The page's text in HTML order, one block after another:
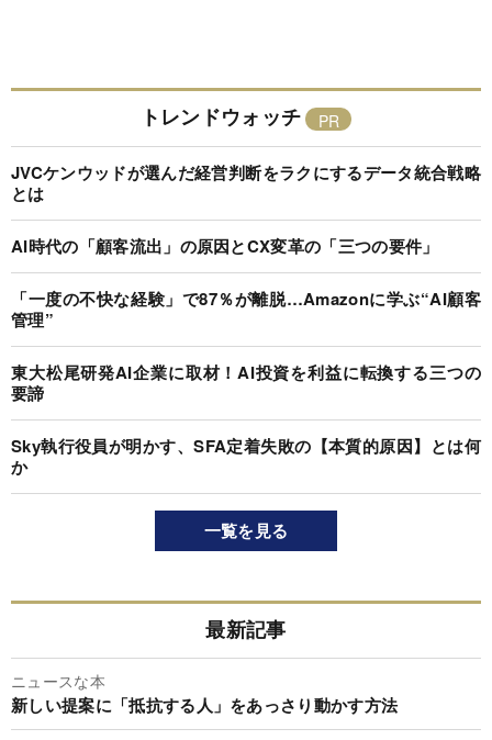
トレンドウォッチ
JVCケンウッドが選んだ経営判断をラクにするデータ統合戦略
とは
AI時代の「顧客流出」の原因とCX変革の「三つの要件」
「一度の不快な経験」で87％が離脱…Amazonに学ぶ“AI顧客
管理”
東大松尾研発AI企業に取材！AI投資を利益に転換する三つの
要諦
Sky執行役員が明かす、SFA定着失敗の【本質的原因】とは何
か
一覧を見る
最新記事
ニュースな本
新しい提案に「抵抗する人」をあっさり動かす方法